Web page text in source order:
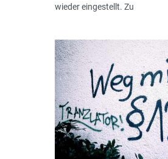
wieder eingestellt. Zu